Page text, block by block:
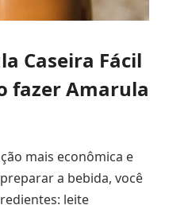
Caseira Fácil
fazer Amarula
mais econômica e
a bebida, você
leite